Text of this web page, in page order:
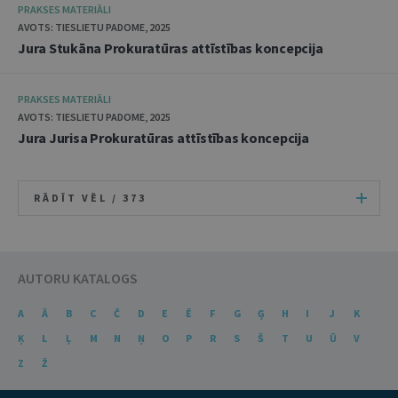
PRAKSES MATERIĀLI
AVOTS: TIESLIETU PADOME, 2025
Jura Stukāna Prokuratūras attīstības koncepcija
PRAKSES MATERIĀLI
AVOTS: TIESLIETU PADOME, 2025
Jura Jurisa Prokuratūras attīstības koncepcija
RĀDĪT VĒL / 373
AUTORU KATALOGS
A Ā B C Č D E Ē F G Ģ H I J
K
Ķ
L Ļ M N Ņ O P R S Š T U Ū
V
Z
Ž